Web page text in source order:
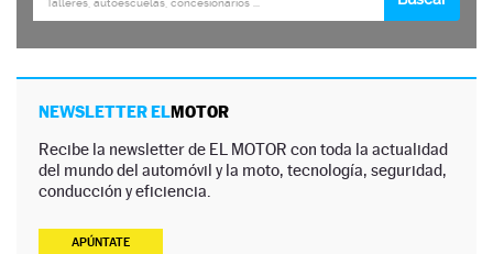
NEWSLETTER ELMOTOR
Recibe la newsletter de EL MOTOR con toda la actualidad
del mundo del automóvil y la moto, tecnología, seguridad,
conducción y eficiencia.
APÚNTATE